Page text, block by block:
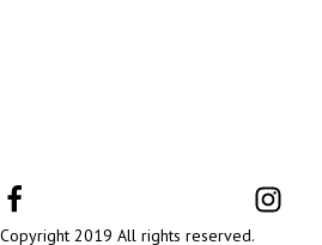
Copyright 2019 All rights reserved.